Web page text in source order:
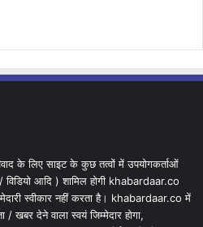
के लिए साइट के कुछ तत्वों में उपयोगकर्ताओं
/ विडियो आदि ) शामिल होगी khabardaar.co
स्वीकार नहीं करता है। khabardaar.co में
/ खबर देने वाला स्वयं जिम्मेदार होगा,